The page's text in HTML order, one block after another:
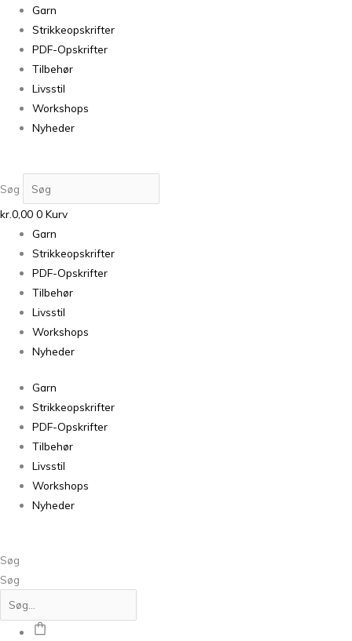
Garn
Strikkeopskrifter
PDF-Opskrifter
Tilbehør
Livsstil
Workshops
Nyheder
Søg
kr.0,00 0 Kurv
Garn
Strikkeopskrifter
PDF-Opskrifter
Tilbehør
Livsstil
Workshops
Nyheder
Garn
Strikkeopskrifter
PDF-Opskrifter
Tilbehør
Livsstil
Workshops
Nyheder
Søg
Søg